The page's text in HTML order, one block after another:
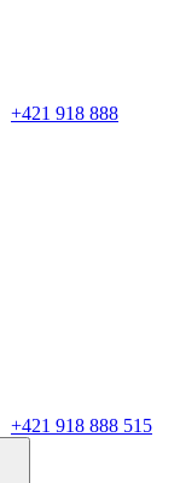
+421 918 888
+421 918 888 515